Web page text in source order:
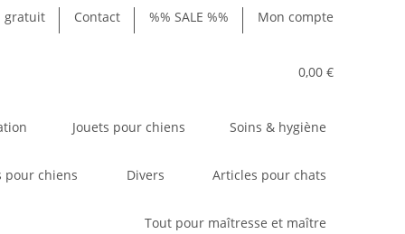
gratuit Contact %% SALE %% Mon compte
0,00 €
Jouets pour chiens Soins & hygiène
pour chiens Divers Articles pour chats
Tout pour maîtresse et maître